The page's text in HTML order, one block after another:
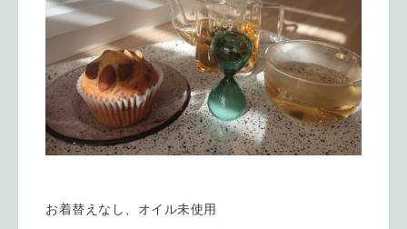
お着替えなし、オイル未使用